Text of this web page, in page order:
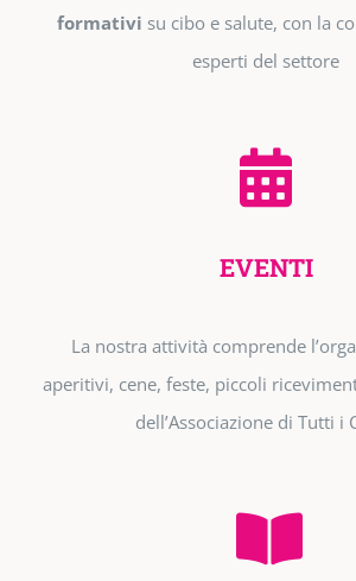
formativi su cibo e salute, con la
esperti del settore
EVENTI
La nostra attività comprende
aperitivi, cene, feste, piccoli
dell’Associazione di Tutti i